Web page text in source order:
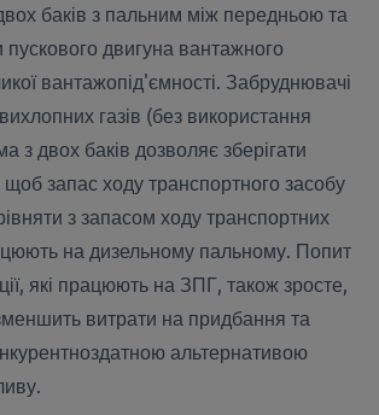
баків з пальним між передньою та
двигуна вантажного
вантажопід'ємності. Забруднювачі
газів (без використання
з двох баків дозволяє зберігати
запас ходу транспортного засобу
з запасом ходу транспортних
на дизельному пальному. Попит
які працюють на ЗПГ, також зросте,
витрати на придбання та
альтернативою